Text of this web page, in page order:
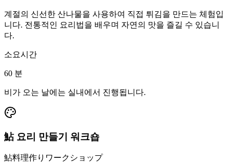
계절의 신선한 산나물을 사용하여 직접 튀김을 만드는 체험입
니다. 전통적인 요리법을 배우며 자연의 맛을 즐길 수 있습니
다.
소요시간
60 분
비가 오는 날에는 실내에서 진행됩니다.
鮎 요리 만들기 워크숍
鮎料理作りワークショップ